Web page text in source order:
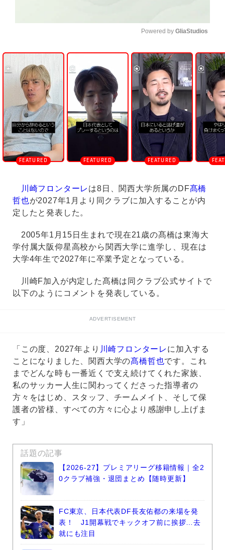
U
n
m
u
t
e
Powered by GliaStudios
川崎フロンターレ は8日、関西大学所属のDF髙橋
哲也が2027年1月より同クラブに加入することが内
定したと発表した。
2005年1月15日生まれで現在21歳の髙橋は東海大
学付属大阪仰星高校から関西大学に進学し、現在は
大学4年生で2027年に卒業予定となっている。
川崎F加入が内定した髙橋は同クラブ公式サイトで
以下のようにコメントを発表している。
ADVERTISEMENT
「この度、2027年より 川崎フロンターレ に加入する
ことになりました、関西大学の髙橋哲也です。これ
までどんな時も一番近くで支え続けてくれた家族、
私のサッカー人生に関わってくださった指導者の
方々をはじめ、スタッフ、チームメイト、そして保
護者の皆様、すべての方々に心より感謝申し上げま
す」
話題の記事
【2026-27】プレミアリーグ移籍情報｜全2
0クラブ補強・退団まとめ【随時更新】
FC東京、日本代表DF長友佑都の来場を発
表！ J1開幕戦でキックオフ前に挨拶…去
就にも注目